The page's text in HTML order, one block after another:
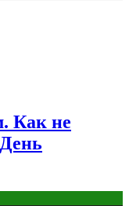
Как не